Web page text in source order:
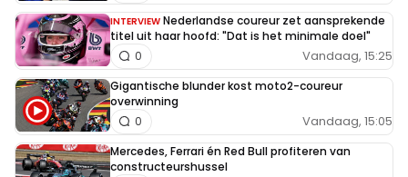
INTERVIEW Nederlandse coureur zet aansprekende
titel uit haar hoofd: "Dat is het minimale doel"
Vandaag, 15:25
0
Gigantische blunder kost moto2-coureur
overwinning
Vandaag, 15:05
0
Mercedes, Ferrari én Red Bull profiteren van
constructeurshussel